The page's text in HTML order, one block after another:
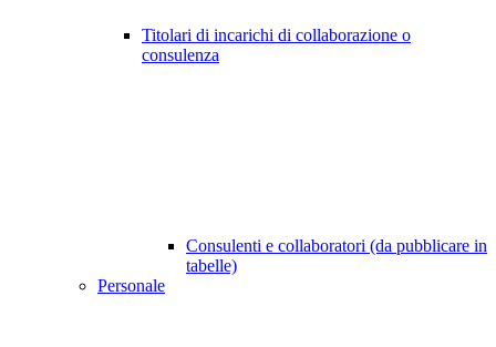
Titolari di incarichi di collaborazione o
consulenza
Consulenti e collaboratori (da pubblicare in
tabelle)
Personale